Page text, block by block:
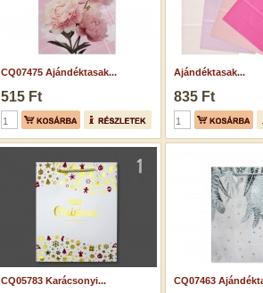
CQ07475 Ajándéktasak...
515 Ft
Ajándéktasak...
835 Ft
CQ05783 Karácsonyi... CQ07463